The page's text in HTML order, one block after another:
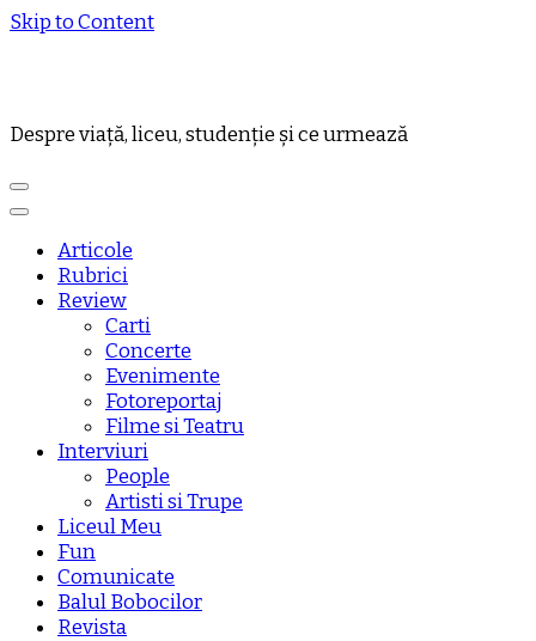
Skip to Content
Despre viață, liceu, studenție și ce urmează
Articole
Rubrici
Review
Carti
Concerte
Evenimente
Fotoreportaj
Filme si Teatru
Interviuri
People
Artisti si Trupe
Liceul Meu
Fun
Comunicate
Balul Bobocilor
Revista